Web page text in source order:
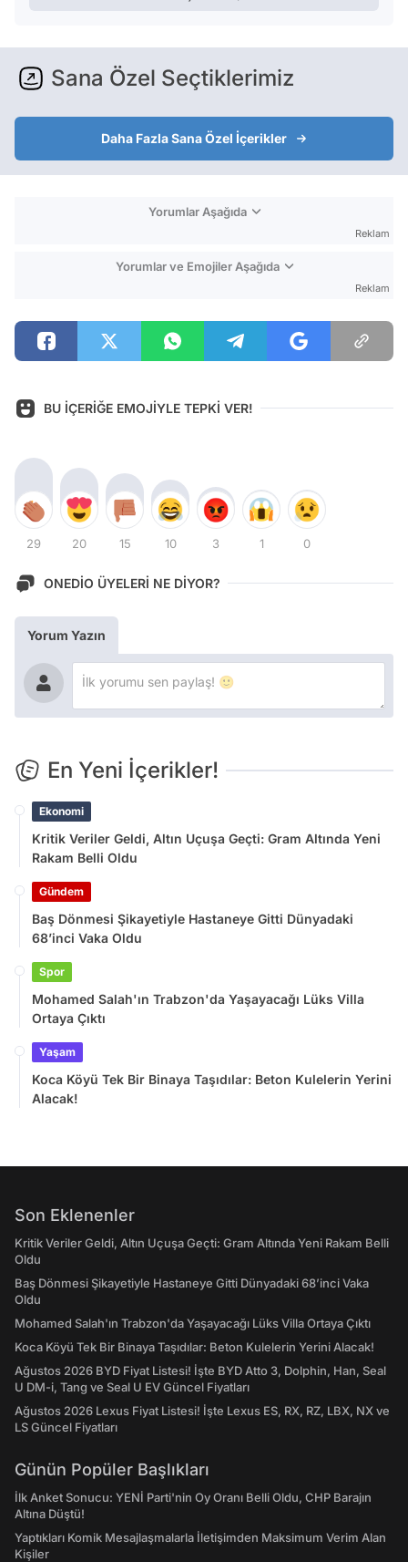
Sana Özel Seçtiklerimiz
Daha Fazla Sana Özel İçerikler
Yorumlar Aşağıda
Reklam
Yorumlar ve Emojiler Aşağıda
Reklam
BU İÇERİĞE EMOJİYLE TEPKİ VER!
29 20 15 10 3 1 0
ONEDİO ÜYELERİ NE DİYOR?
Yorum Yazın
En Yeni İçerikler!
Ekonomi
Kritik Veriler Geldi, Altın Uçuşa Geçti: Gram Altında Yeni
Rakam Belli Oldu
Gündem
Baş Dönmesi Şikayetiyle Hastaneye Gitti Dünyadaki
68’inci Vaka Oldu
Spor
Mohamed Salah'ın Trabzon'da Yaşayacağı Lüks Villa
Ortaya Çıktı
Yaşam
Koca Köyü Tek Bir Binaya Taşıdılar: Beton Kulelerin Yerini
Alacak!
Son Eklenenler
Kritik Veriler Geldi, Altın Uçuşa Geçti: Gram Altında Yeni Rakam Belli
Oldu
Baş Dönmesi Şikayetiyle Hastaneye Gitti Dünyadaki 68’inci Vaka
Oldu
Mohamed Salah'ın Trabzon'da Yaşayacağı Lüks Villa Ortaya Çıktı
Koca Köyü Tek Bir Binaya Taşıdılar: Beton Kulelerin Yerini Alacak!
Ağustos 2026 BYD Fiyat Listesi! İşte BYD Atto 3, Dolphin, Han, Seal
U DM-i, Tang ve Seal U EV Güncel Fiyatları
Ağustos 2026 Lexus Fiyat Listesi! İşte Lexus ES, RX, RZ, LBX, NX ve
LS Güncel Fiyatları
Günün Popüler Başlıkları
İlk Anket Sonucu: YENİ Parti'nin Oy Oranı Belli Oldu, CHP Barajın
Altına Düştü!
Yaptıkları Komik Mesajlaşmalarla İletişimden Maksimum Verim Alan
Kişiler